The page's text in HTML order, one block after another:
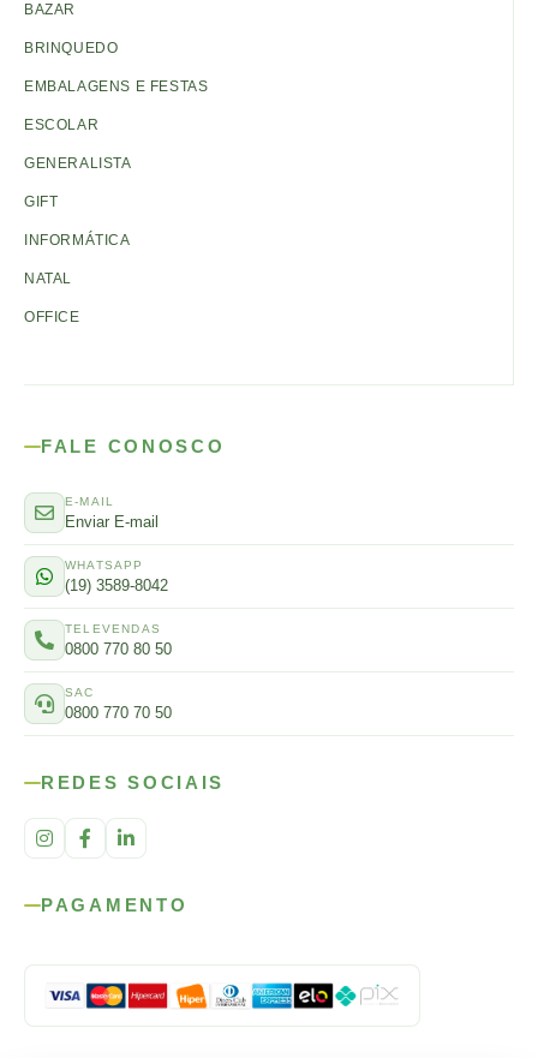
BAZAR
BRINQUEDO
EMBALAGENS E FESTAS
ESCOLAR
GENERALISTA
GIFT
INFORMÁTICA
NATAL
OFFICE
FALE CONOSCO
E-MAIL
Enviar E-mail
WHATSAPP
(19) 3589-8042
TELEVENDAS
0800 770 80 50
SAC
0800 770 70 50
REDES SOCIAIS
PAGAMENTO